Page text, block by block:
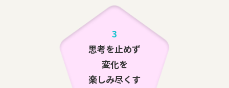
3
思考を止めず
変化を
楽しみ尽くす